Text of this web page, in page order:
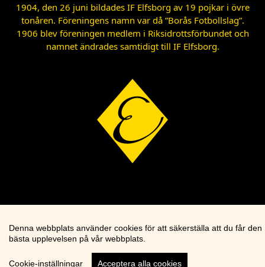
1904, den 26 juni bildades IF Elfsborg av 19 pojkar i övre
tonåren. Föreningens namn var då ”Borås Fotbollslag”.
1906 blev föreningen medlem i Riksidrottsförbundet och
namnet ändrades samtidigt till IF Elfsborg.
Denna webbplats använder cookies för att säkerställa att du får den
bästa upplevelsen på vår webbplats.
Cookie-inställningar Acceptera alla cookies